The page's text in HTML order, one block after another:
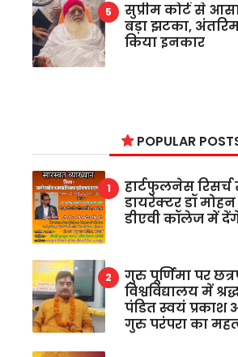
सुप्रीम कोर्ट से
बड़ा झटका,
किया इनकार
POPULAR
हार्टफुलनेस
डायरेक्टर डॉ
डीएवी कॉलेज में
गुरु पूर्णिमा पर
विश्वविद्यालय में
पंडित स्वयं प्रकाश
गुरु परंपरा का